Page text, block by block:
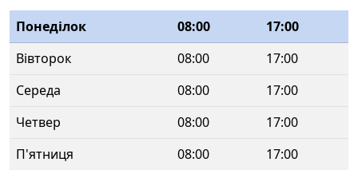
Понеділок 08:00
17:00
Вівторок
08:00
17:00
Середа
08:00
17:00
Четвер
08:00
17:00
П'ятниця
08:00
17:00